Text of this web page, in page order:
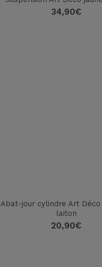
34,90€
Abat-jour cylindre Art
laiton
20,90€